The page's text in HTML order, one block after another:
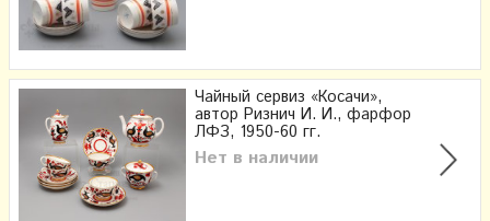
Чайный сервиз «Косачи»,
автор Ризнич И. И., фарфор
ЛФЗ, 1950-60 гг.
Нет в наличии